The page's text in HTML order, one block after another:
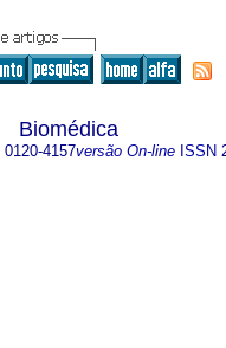
Biomédica
0120-4157versão On-line ISSN